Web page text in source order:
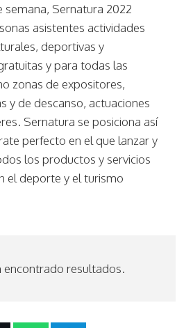
semana, Sernatura 2022
asistentes actividades
deportivas y
y para todas las
zonas de expositores,
y de descanso, actuaciones
Sernatura se posiciona así
perfecto en el que lanzar y
los productos y servicios
el deporte y el turismo
encontrado resultados.